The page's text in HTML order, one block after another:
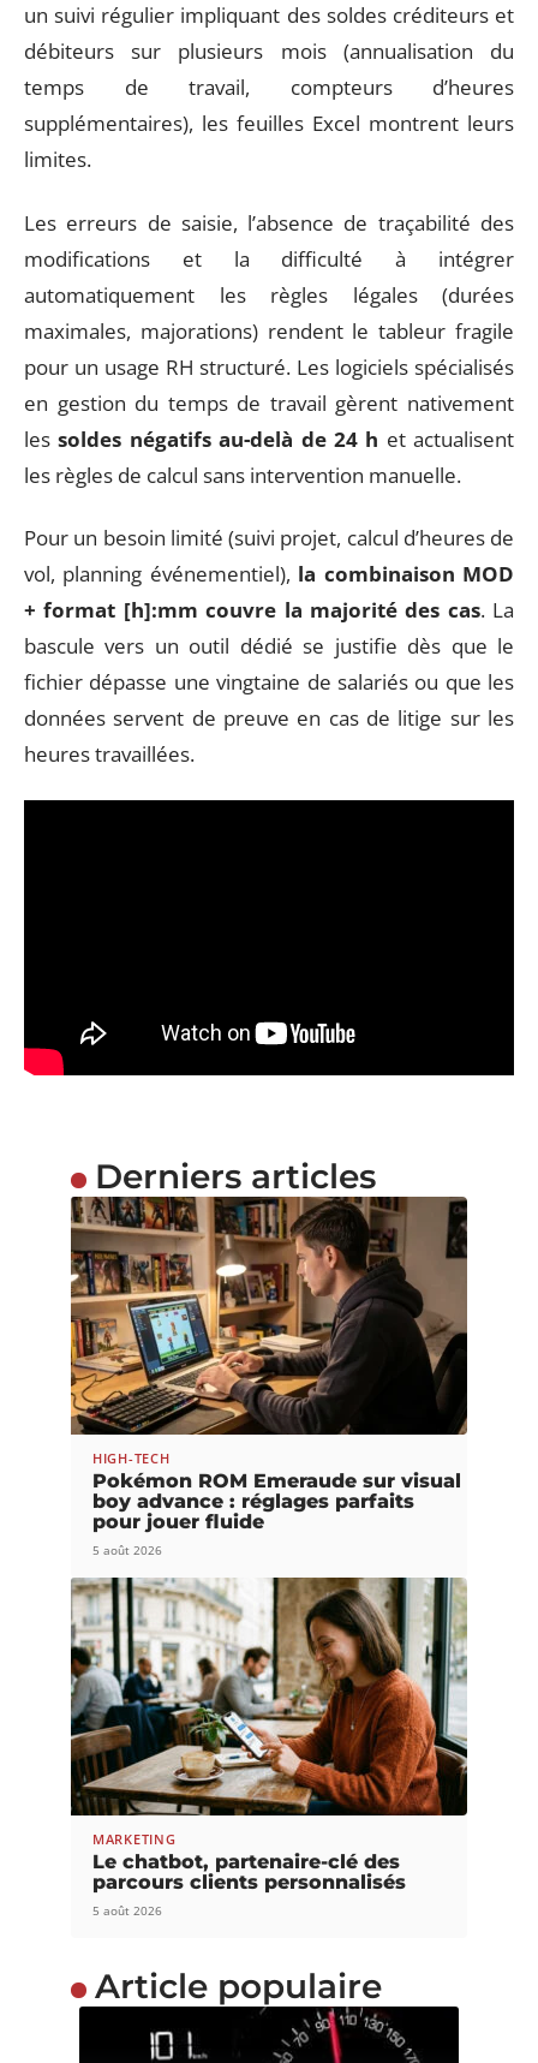
un suivi régulier impliquant des soldes créditeurs et
débiteurs sur plusieurs mois (annualisation du
temps de travail, compteurs d’heures
supplémentaires), les feuilles Excel montrent leurs
limites.
Les erreurs de saisie, l’absence de traçabilité des
modifications et la difficulté à intégrer
automatiquement les règles légales (durées
maximales, majorations) rendent le tableur fragile
pour un usage RH structuré. Les logiciels spécialisés
en gestion du temps de travail gèrent nativement
lessoldes négatifs au-delà de 24 h et actualisent
les règles de calcul sans intervention manuelle.
Pour un besoin limité (suivi projet, calcul d’heures de
vol, planning événementiel), la combinaison MOD
+ format [h]:mm couvre la majorité des cas. La
bascule vers un outil dédié se justifie dès que le
fichier dépasse une vingtaine de salariés ou que les
données servent de preuve en cas de litige sur les
heures travaillées.
Derniers articles
HIGH-TECH
Pokémon ROM Emeraude sur visual
boy advance : réglages parfaits
pour jouer fluide
5 août 2026
MARKETING
Le chatbot, partenaire-clé des
parcours clients personnalisés
5 août 2026
Article populaire